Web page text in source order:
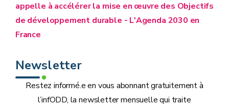
appelle à accélérer la mise en œuvre des Objectifs
de développement durable - L'Agenda 2030 en
France
Newsletter
Restez informé.e en vous abonnant gratuitement à
l’infODD, la newsletter mensuelle qui traite